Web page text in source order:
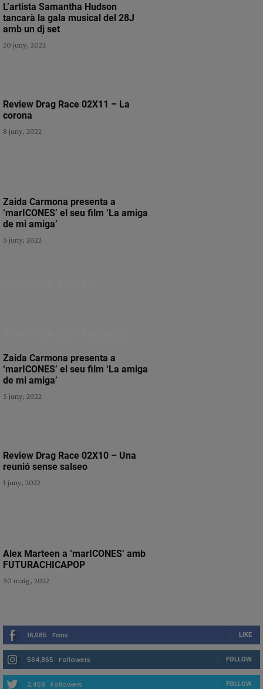
L’artista Samantha Hudson
tancarà la gala musical del 28J
amb un dj set
20 juny, 2022
Review Drag Race 02X11 – La
corona
8 juny, 2022
Zaida Carmona presenta a
‘marICONES’ el seu film ‘La amiga
de mi amiga’
5 juny, 2022
Zaida Carmona presenta a
‘marICONES’ el seu film ‘La amiga
de mi amiga’
5 juny, 2022
Review Drag Race 02X10 – Una
reunió sense salseo
1 juny, 2022
Alex Marteen a ‘marICONES’ amb
FUTURACHICAPOP
30 maig, 2022
16,985 Fans LIKE
564,865 Followers FOLLOW
2,458 Followers FOLLOW